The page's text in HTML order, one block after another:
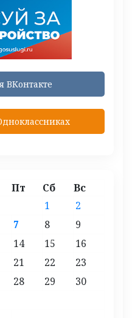
ВКонтакте
Пт Сб Вс
1
2
7 8
9
14 15
16
21 22
23
28 29
30